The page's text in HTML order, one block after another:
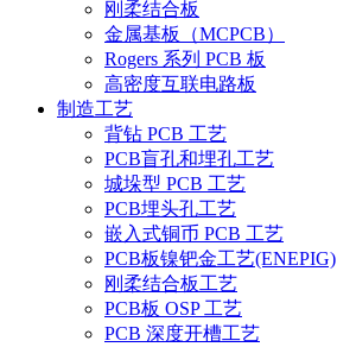
刚柔结合板
金属基板（MCPCB）
Rogers 系列 PCB 板
高密度互联电路板
制造工艺
背钻 PCB 工艺
PCB盲孔和埋孔工艺
城垛型 PCB 工艺
PCB埋头孔工艺
嵌入式铜币 PCB 工艺
PCB板镍钯金工艺(ENEPIG)
刚柔结合板工艺
PCB板 OSP 工艺
PCB 深度开槽工艺